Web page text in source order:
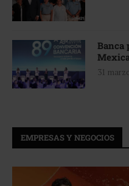
Banca
31
EMPRESAS Y NEGOCIOS